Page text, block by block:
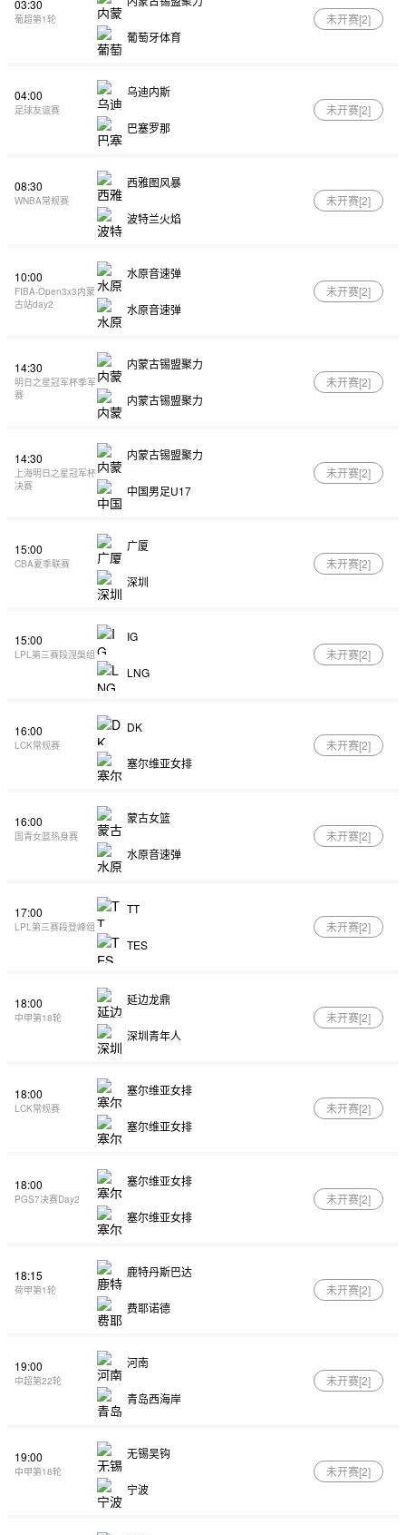
03:30
葡超第1轮
葡萄牙体育
未开赛[2]
04:00
足球友谊赛
乌迪内斯
巴塞罗那
未开赛[2]
08:30
WNBA常规赛
西雅图风暴
波特兰火焰
未开赛[2]
10:00
FIBA-Open3x3内蒙
古站day2
水原音速弹
水原音速弹
未开赛[2]
14:30
明日之星冠军杯季军
赛
内蒙古锡盟聚力
内蒙古锡盟聚力
未开赛[2]
14:30
上海明日之星冠军杯
决赛
内蒙古锡盟聚力
中国男足U17
未开赛[2]
15:00
CBA夏季联赛
广厦
深圳
未开赛[2]
15:00
LPL第三赛段涅槃组
IG
LNG
未开赛[2]
16:00
LCK常规赛
DK
塞尔维亚女排
未开赛[2]
16:00
国青女篮热身赛
蒙古女篮
水原音速弹
未开赛[2]
17:00
LPL第三赛段登峰组
TT
TES
未开赛[2]
18:00
中甲第18轮
延边龙鼎
深圳青年人
未开赛[2]
18:00
LCK常规赛
塞尔维亚女排
塞尔维亚女排
未开赛[2]
18:00
PGS7决赛Day2
塞尔维亚女排
塞尔维亚女排
未开赛[2]
18:15
荷甲第1轮
鹿特丹斯巴达
费耶诺德
未开赛[2]
19:00
中超第22轮
河南
青岛西海岸
未开赛[2]
19:00
中甲第18轮
无锡吴钩
宁波
未开赛[2]